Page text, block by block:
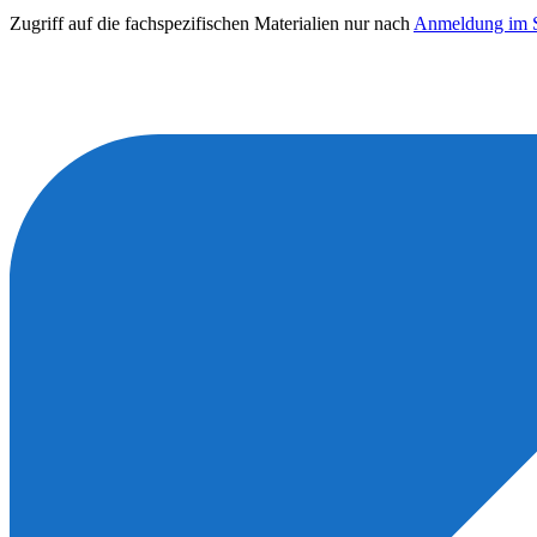
Zugriff auf die fachspezifischen Materialien nur nach Anmeldung im